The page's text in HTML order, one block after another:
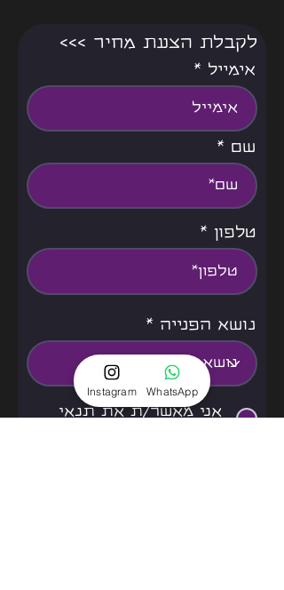
<<< לקבלת הצעת מחיר
אימייל
שם
טלפון
נושא הפנייה
אני מאשר/ת את תנאי
Instagram WhatsApp